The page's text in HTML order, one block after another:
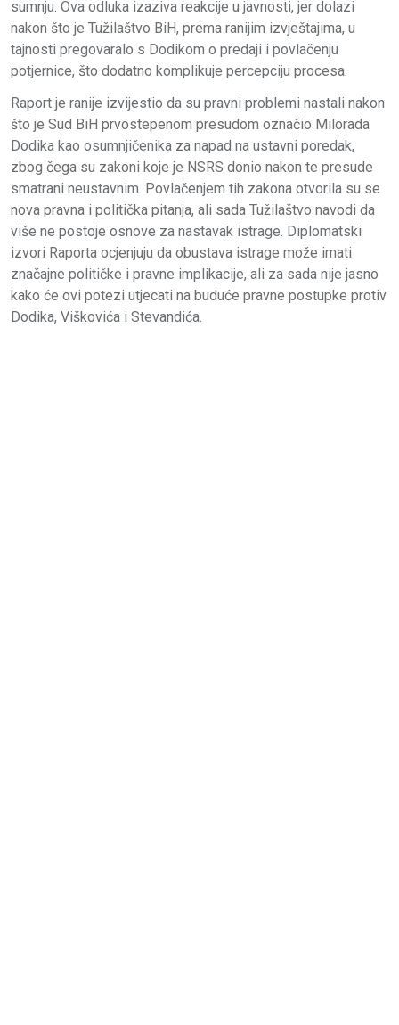
sumnju. Ova odluka izaziva reakcije u javnosti, jer dolazi
nakon što je Tužilaštvo BiH, prema ranijim izvještajima, u
tajnosti pregovaralo s Dodikom o predaji i povlačenju
potjernice, što dodatno komplikuje percepciju procesa.
Raport je ranije izvijestio da su pravni problemi nastali nakon
što je Sud BiH prvostepenom presudom označio Milorada
Dodika kao osumnjičenika za napad na ustavni poredak,
zbog čega su zakoni koje je NSRS donio nakon te presude
smatrani neustavnim. Povlačenjem tih zakona otvorila su se
nova pravna i politička pitanja, ali sada Tužilaštvo navodi da
više ne postoje osnove za nastavak istrage. Diplomatski
izvori Raporta ocjenjuju da obustava istrage može imati
značajne političke i pravne implikacije, ali za sada nije jasno
kako će ovi potezi utjecati na buduće pravne postupke protiv
Dodika, Viškovića i Stevandića.